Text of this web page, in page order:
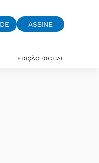
ASSINE
EDIÇÃO DIGITAL